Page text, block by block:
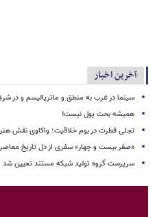
آخرین اخبار
سینما در غرب به منطق و ماتریالیسم و در
همیشه بحث پول نیست!
تجلی فطرت در بوم خلاقیت؛ واکاوی نقش
«صفر بیست و چهار» سفری از دل تاریخ
سرپرست گروه تولید شبکه مستند تعیین شد